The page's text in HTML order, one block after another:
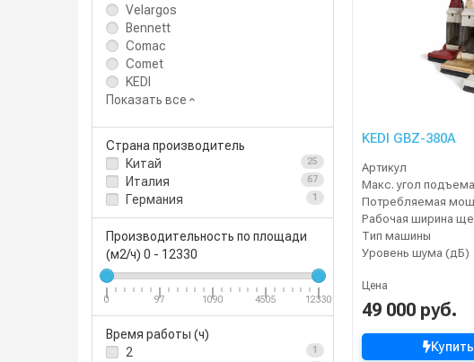
Velargos
Bennett
Comac
Comet
KEDI
Показать все
Страна производитель
Китай
25
Италия 67
Германия 1
Производительность по площади
(м2/ч) 0 - 12330
0 97 1090 4505 12330
Время работы (ч)
2
1
KEDI GBZ-380A
Артикул
Тип машины
Уровень шума (дБ)
Цена
49 000 руб.
Купить